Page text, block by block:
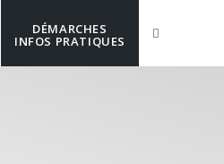
DÉMARCHES
INFOS PRATIQUES